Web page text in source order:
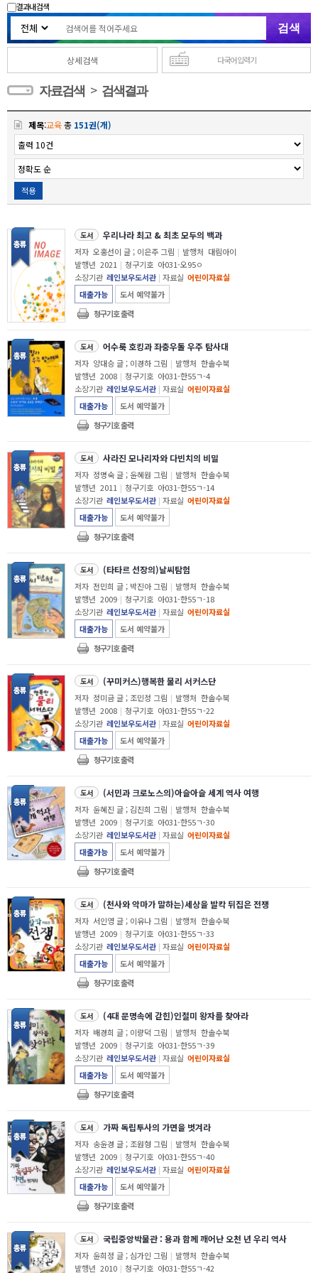
결과내 검색
상세검색 다국어 입력기
자료검색 > 검색결과
제목:교육총 151권(개)
적용
도서 우리나라 최고 & 최초 모두의 백과
저자 오홍선이 글 ; 이은주 그림 | 발행처 대림아이
발행년 2021 | 청구기호 아031-오95ㅇ
소장기관 레인보우도서관 | 자료실 어린이자료실
대출가능
도서 예약불가
청구기호 출력
도서 어수룩 호킹과 좌충우돌 우주 탐사대
저자 양대승 글 ; 이경하 그림 | 발행처 한솔수북
발행년 2008 | 청구기호 아031-한55ㄱ-4
소장기관 레인보우도서관 | 자료실 어린이자료실
대출가능
도서 예약불가
청구기호 출력
도서 사라진 모나리자와 다빈치의 비밀
저자 정명숙 글 ; 윤혜원 그림 | 발행처 한솔수북
발행년 2011 | 청구기호 아031-한55ㄱ-14
소장기관 레인보우도서관 | 자료실 어린이자료실
대출가능
도서 예약불가
청구기호 출력
도서 (타타르 선장의)날씨탐험
저자 전민희 글 ; 박진아 그림 | 발행처 한솔수북
발행년 2009 | 청구기호 아031-한55ㄱ-18
소장기관 레인보우도서관 | 자료실 어린이자료실
대출가능
도서 예약불가
청구기호 출력
도서 (꾸미커스)행복한 물리 서커스단
저자 정미금 글 ; 조민정 그림 | 발행처 한솔수북
발행년 2008 | 청구기호 아031-한55ㄱ-22
소장기관 레인보우도서관 | 자료실 어린이자료실
대출가능
도서 예약불가
청구기호 출력
도서 (서민과 크로노스의)아슬아슬 세계 역사 여행
저자 윤혜진 글 ; 김진희 그림 | 발행처 한솔수북
발행년 2009 | 청구기호 아031-한55ㄱ-30
소장기관 레인보우도서관 | 자료실 어린이자료실
대출가능
도서 예약불가
청구기호 출력
도서 (천사와 악마가 말하는)세상을 발칵 뒤집은 전쟁
저자 서인영 글 ; 이유나 그림 | 발행처 한솔수북
발행년 2009 | 청구기호 아031-한55ㄱ-33
소장기관 레인보우도서관 | 자료실 어린이자료실
대출가능
도서 예약불가
청구기호 출력
도서 (4대 문명속에 갇힌)인절미 왕자를 찾아라
저자 배경희 글 ; 이량덕 그림 | 발행처 한솔수북
발행년 2009 | 청구기호 아031-한55ㄱ-39
소장기관 레인보우도서관 | 자료실 어린이자료실
대출가능
도서 예약불가
청구기호 출력
도서 가짜 독립투사의 가면을 벗겨라
저자 송윤경 글 ; 조원형 그림 | 발행처 한솔수북
발행년 2009 | 청구기호 아031-한55ㄱ-40
소장기관 레인보우도서관 | 자료실 어린이자료실
대출가능
도서 예약불가
청구기호 출력
도서 국립중앙박물관 : 용과 함께 깨어난 오천 년 우리 역사
저자 윤희정 글 ; 심가인 그림 | 발행처 한솔수북
발행년 2010 | 청구기호 아031-한55ㄱ-42